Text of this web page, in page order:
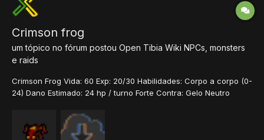
Crimson frog
um tópico no fórum postou Open Tibia Wiki NPCs, monsters
e raids
Crimson Frog Vida: 60 Exp: 20/30 Habilidades: Corpo a corpo (0-
24) Dano Estimado: 24 hp / turno Forte Contra: Gelo Neutro
História Os sapos aparecem em diferentes formas, cores e
tamanhos. O mais comum, é o...